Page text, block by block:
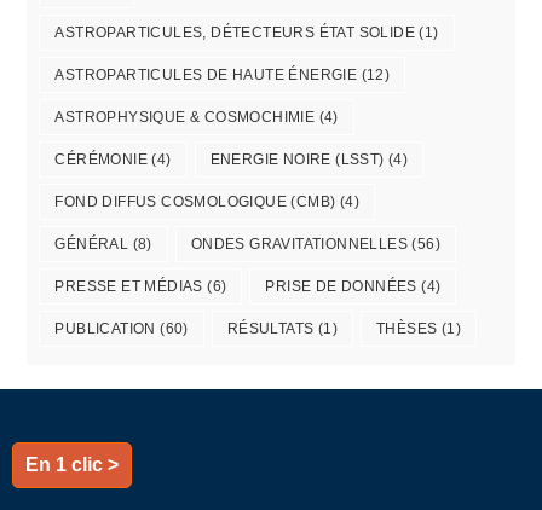
ASTROPARTICULES, DÉTECTEURS ÉTAT SOLIDE (1)
ASTROPARTICULES DE HAUTE ÉNERGIE (12)
ASTROPHYSIQUE & COSMOCHIMIE (4)
CÉRÉMONIE (4) ENERGIE NOIRE (LSST) (4)
FOND DIFFUS COSMOLOGIQUE (CMB) (4)
GÉNÉRAL (8) ONDES GRAVITATIONNELLES (56)
PRESSE ET MÉDIAS (6) PRISE DE DONNÉES (4)
PUBLICATION (60) RÉSULTATS (1) THÈSES (1)
En 1 clic >